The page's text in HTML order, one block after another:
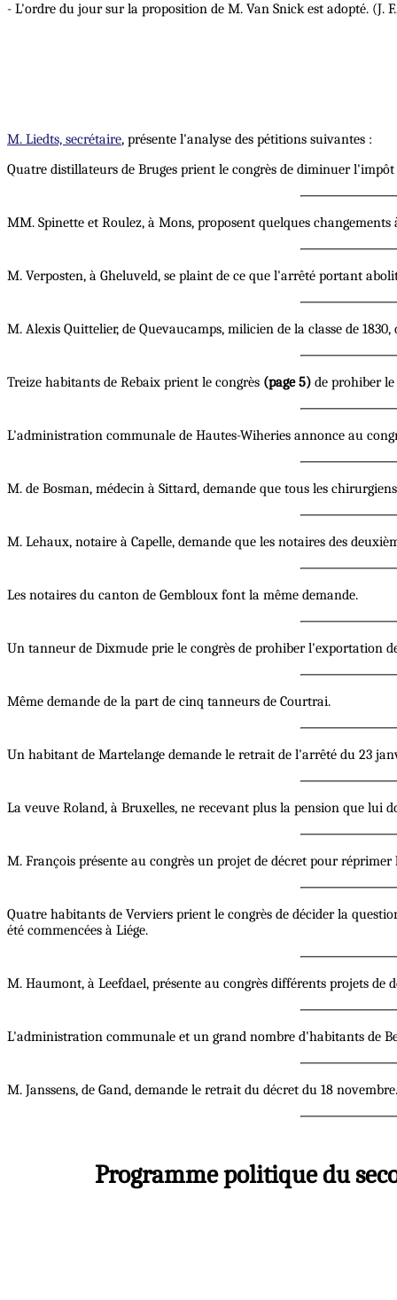
- L'ordre du jour sur la proposition de M. Van Snick est adopté. (J.
M. Liedts, secrétaire, présente l'analyse des pétitions suivantes :
Quatre distillateurs de Bruges prient le congrès de diminuer
MM. Spinette et Roulez, à Mons, proposent quelques
M. Verposten, à Gheluveld, se plaint de ce que l'arrêté portant
M. Alexis Quittelier, de Quevaucamps, milicien de la classe de
Treize habitants de Rebaix prient le congrès (page 5) de prohiber
L'administration communale de Hautes-Wiheries annonce au
M. de Bosman, médecin à Sittard, demande que tous les
M. Lehaux, notaire à Capelle, demande que les notaires des
Les notaires du canton de Gembloux font la même demande.
Un tanneur de Dixmude prie le congrès de prohiber l'exportation
Même demande de la part de cinq tanneurs de Courtrai.
Un habitant de Martelange demande le retrait de l'arrêté du 23
La veuve Roland, à Bruxelles, ne recevant plus la pension que lui
M. François présente au congrès un projet de décret pour réprimer
Quatre habitants de Verviers prient le congrès de décider la
été commencées à Liége.
M. Haumont, à Leefdael, présente au congrès différents projets
L'administration communale et un grand nombre d'habitants de
M. Janssens, de Gand, demande le retrait du décret du 18
Programme politique du